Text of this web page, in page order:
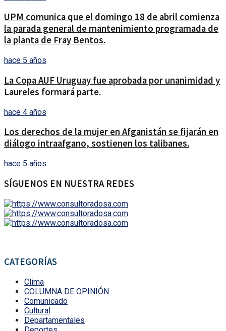
UPM comunica que el domingo 18 de abril comienza
la parada general de mantenimiento programada de
la planta de Fray Bentos.
hace 5 años
La Copa AUF Uruguay fue aprobada por unanimidad y
Laureles formará parte.
hace 4 años
Los derechos de la mujer en Afganistán se fijarán en
diálogo intraafgano, sostienen los talibanes.
hace 5 años
SÍGUENOS EN NUESTRA REDES
CATEGORÍAS
Clima
COLUMNA DE OPINIÓN
Comunicado
Cultural
Departamentales